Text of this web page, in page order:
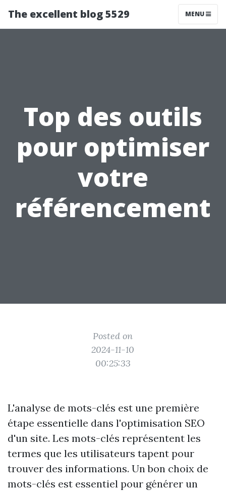
The excellent blog 5529 MENU
Top des outils
pour optimiser
votre
référencement
Posted on
2024-11-10
00:25:33
L'analyse de mots-clés est une première
étape essentielle dans l'optimisation SEO
d'un site. Les mots-clés représentent les
termes que les utilisateurs tapent pour
trouver des informations. Un bon choix de
mots-clés est essentiel pour générer un